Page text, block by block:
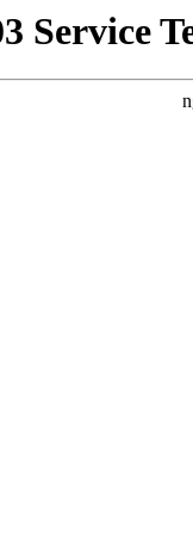
Service